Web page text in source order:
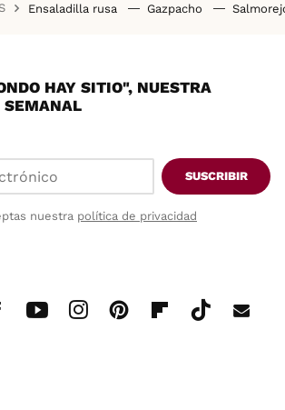
Ensaladilla rusa Gazpacho
HAY SITIO", NUESTRA
SEMANAL
SUSCRIBIR
nuestra política de privacidad